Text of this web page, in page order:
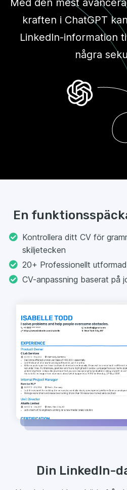
Med den mest
kraften i ChatGPT
LinkedIn-information
några
En
Kontrollera ditt CV för
skiljetecken
20+ Professionellt
CV-anpassning baserat på
Din LinkedIn-